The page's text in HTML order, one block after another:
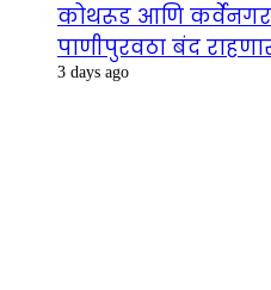
कोथरूड आणि कर्वेनगर
पाणीपुरवठा बंद
3 days ago